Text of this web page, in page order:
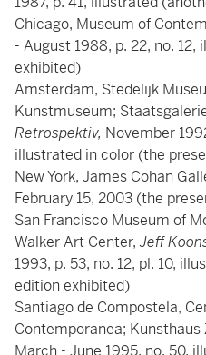
Chicago, Museum of
- August 1988, p. 22, no.
exhibited)
Amsterdam, Stedelijk
Kunstmuseum;
Retrospektiv, November
illustrated in color (the
New York, James Cohan
February 15, 2003 (the
San Francisco Museum of
Walker Art Center,Jeff
1993, p. 53, no. 12, pl. 10,
edition exhibited)
Santiago de Compostela,
Contemporanea; Kunsthaus
March - June 1995, no. 50,